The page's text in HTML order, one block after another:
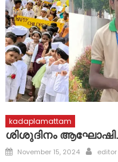
പ്രളയത്തിൽ
സാമ്പത്തിക സഹായ
സി.പി. അബ്ദുലത്തീഫ്
കോട്ടയം ജില്ലയിലെ
അവധി
kadaplamattam
ശിശുദിനം
Posted
November 15, 2024 Author
editor